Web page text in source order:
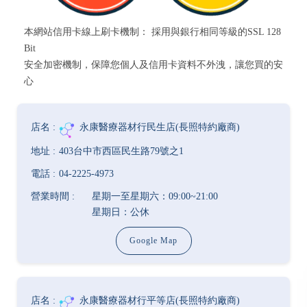
本網站信用卡線上刷卡機制： 採用與銀行相同等級的SSL 128
Bit
安全加密機制，保障您個人及信用卡資料不外洩，讓您買的安
心
永康醫療器材行民生店(長照特約廠商)
403台中市西區民生路79號之1
04-2225-4973
星期一至星期六：09:00~21:00
星期日：公休
Google Map
永康醫療器材行平等店(長照特約廠商)